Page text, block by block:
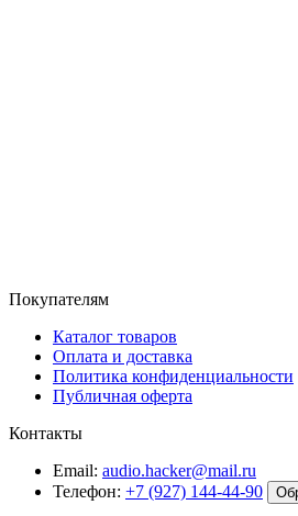
Покупателям
Каталог товаров
Оплата и доставка
Политика конфиденциальности
Публичная оферта
Контакты
Email: audio.hacker@mail.ru
Телефон: +7 (927) 144-44-90